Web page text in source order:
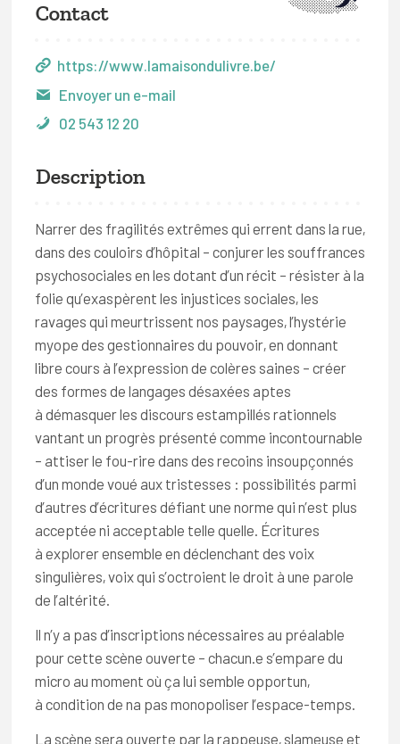
Contact
https://www.lamaisondulivre.be/
Envoyer un e-mail
02 543 12 20
Description
Narrer des fragilités extrêmes qui errent dans la rue,
dans des couloirs d’hôpital – conjurer les souffrances
psychosociales en les dotant d’un récit – résister à la
folie qu’exaspèrent les injustices sociales, les
ravages qui meurtrissent nos paysages, l’hystérie
myope des gestionnaires du pouvoir, en donnant
libre cours à l’expression de colères saines – créer
des formes de langages désaxées aptes
à démasquer les discours estampillés rationnels
vantant un progrès présenté comme incontournable
– attiser le fou-rire dans des recoins insoupçonnés
d’un monde voué aux tristesses : possibilités parmi
d’autres d’écritures défiant une norme qui n’est plus
acceptée ni acceptable telle quelle. Écritures
à explorer ensemble en déclenchant des voix
singulières, voix qui s’octroient le droit à une parole
de l’altérité.
Il n’y a pas d’inscriptions nécessaires au préalable
pour cette scène ouverte – chacun.e s’empare du
micro au moment où ça lui semble opportun,
à condition de na pas monopoliser l’espace-temps.
La scène sera ouverte par la rappeuse, slameuse et